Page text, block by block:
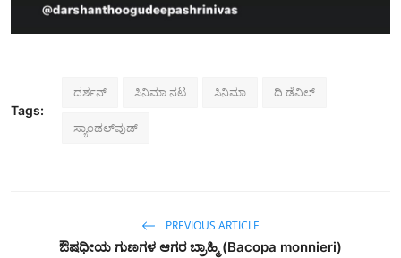
Tags:
ದರ್ಶನ್‌ ಸಿನಿಮಾ ನಟ ಸಿನಿಮಾ ದಿ ಡೆವಿಲ್‌
ಸ್ಯಾಂಡಲ್‌ವುಡ್‌
PREVIOUS ARTICLE
ಔಷಧೀಯ ಗುಣಗಳ ಆಗರ ಬ್ರಾಹ್ಮಿ (Bacopa monnieri)